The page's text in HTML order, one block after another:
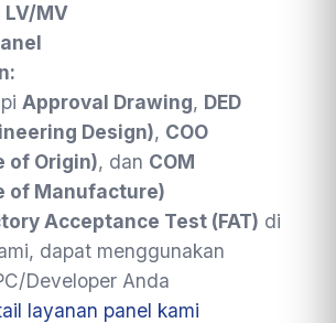
LV/MV
Approval Drawing, DED
Design), COO
of Origin), dan COM
of Manufacture)
Acceptance Test (FAT) di
dapat menggunakan
Developer Anda
layanan panel kami